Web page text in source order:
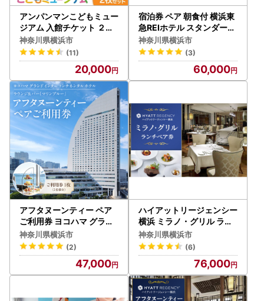
アンパンマンこどもミュー
ジアム 入館チケット ２枚
横浜 入場券 チケット AG
M0001
神奈川県横浜市
(11)
20,000
宿泊券 ペア 朝食付 横浜東
急REIホテル スタンダード
ツインルーム 横浜 AFY00
03
神奈川県横浜市
(3)
60,000
アフタヌーンティー ペア
ご利用券 ヨコハマ グラン
ド インターコンチネンタ
ル ホテル マリンブルー 横
浜 AFV0010
神奈川県横浜市
(2)
47,000
ハイアットリージェンシー
横浜 ミラノ・グリル ラン
チペア券 ｜ 食事券 トラベ
ル 旅行 ホテル 観光 チケッ
ト AGN0005
神奈川県横浜市
(6)
76,000